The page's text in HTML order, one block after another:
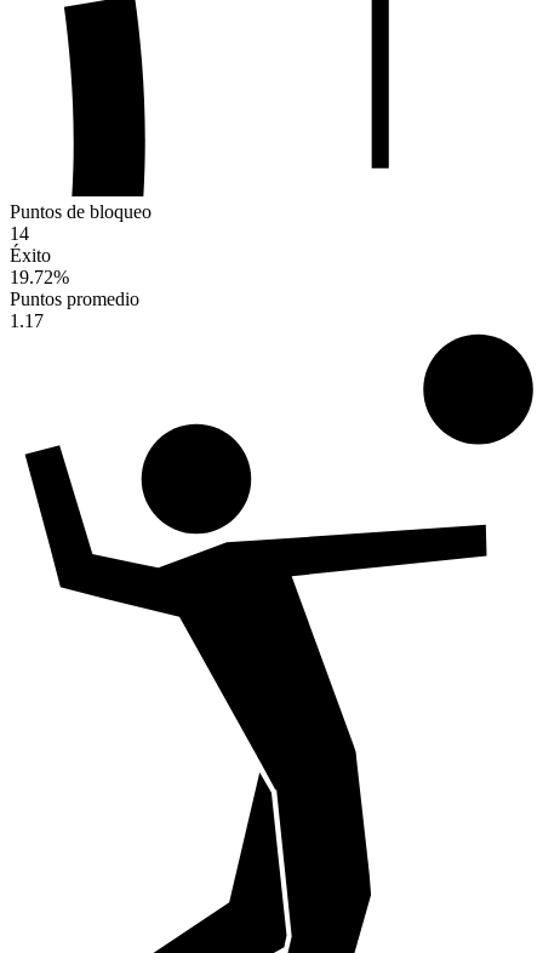
Puntos de bloqueo
14
Éxito
19.72%
Puntos promedio
1.17